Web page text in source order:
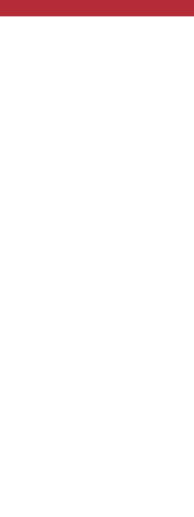
Overslaan en naar de inhoud